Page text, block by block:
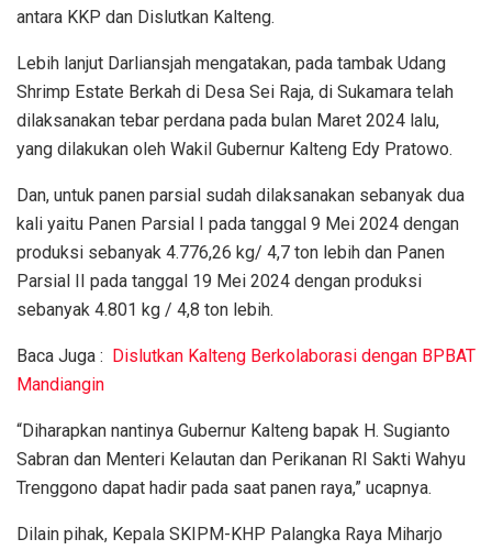
antara KKP dan Dislutkan Kalteng.
Lebih lanjut Darliansjah mengatakan, pada tambak Udang
Shrimp Estate Berkah di Desa Sei Raja, di Sukamara telah
dilaksanakan tebar perdana pada bulan Maret 2024 lalu,
yang dilakukan oleh Wakil Gubernur Kalteng Edy Pratowo.
Dan, untuk panen parsial sudah dilaksanakan sebanyak dua
kali yaitu Panen Parsial I pada tanggal 9 Mei 2024 dengan
produksi sebanyak 4.776,26 kg/ 4,7 ton lebih dan Panen
Parsial II pada tanggal 19 Mei 2024 dengan produksi
sebanyak 4.801 kg / 4,8 ton lebih.
Baca Juga : Dislutkan Kalteng Berkolaborasi dengan BPBAT
Mandiangin
“Diharapkan nantinya Gubernur Kalteng bapak H. Sugianto
Sabran dan Menteri Kelautan dan Perikanan RI Sakti Wahyu
Trenggono dapat hadir pada saat panen raya,” ucapnya.
Dilain pihak, Kepala SKIPM-KHP Palangka Raya Miharjo